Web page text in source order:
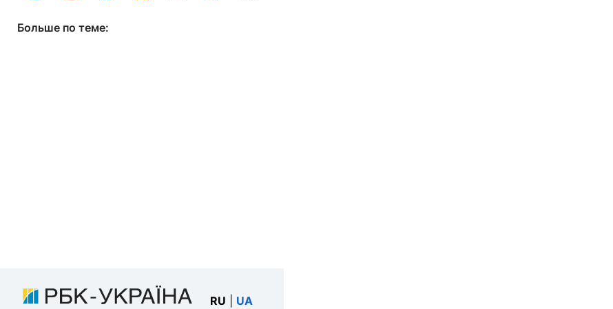
Больше по теме:
RU UA